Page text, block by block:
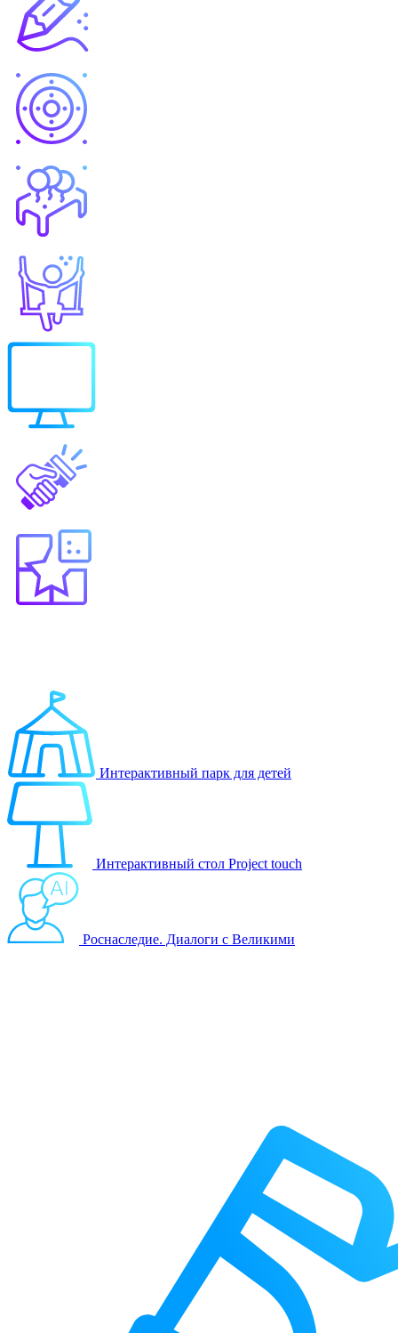
Интерактивный парк для детей
Интерактивный стол Project touch
Роснаследие. Диалоги с Великими